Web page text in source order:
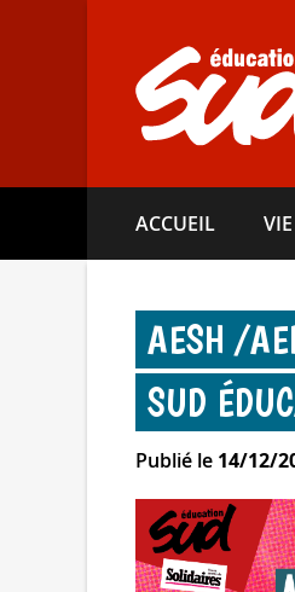
ACCUEIL
AESH /​
SUD
Publié le 14/12/